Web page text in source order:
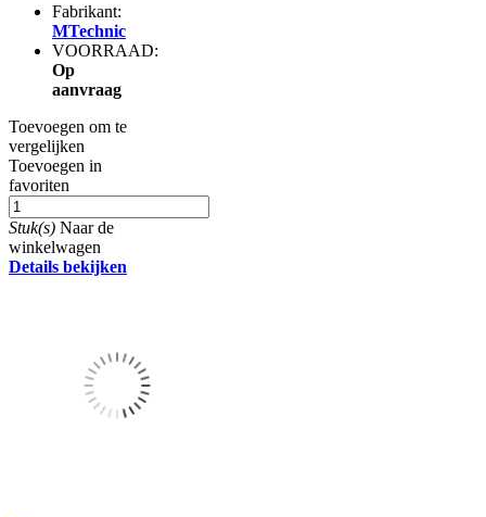
Fabrikant:
MTechnic
VOORRAAD:
Op
aanvraag
Toevoegen om te
vergelijken
Toevoegen in
favoriten
Stuk(s) Naar de
winkelwagen
Details bekijken